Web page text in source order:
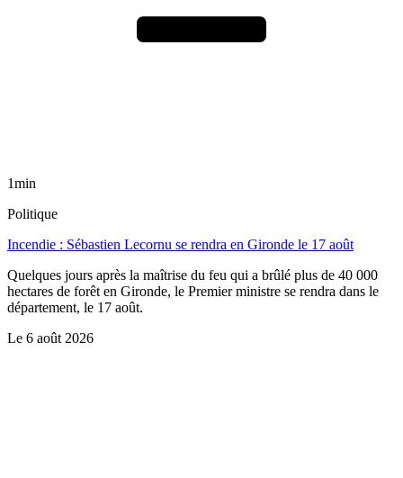
1min
Politique
Incendie : Sébastien Lecornu se rendra en Gironde le 17 août
Quelques jours après la maîtrise du feu qui a brûlé plus de 40 000
hectares de forêt en Gironde, le Premier ministre se rendra dans le
département, le 17 août.
Le 6 août 2026